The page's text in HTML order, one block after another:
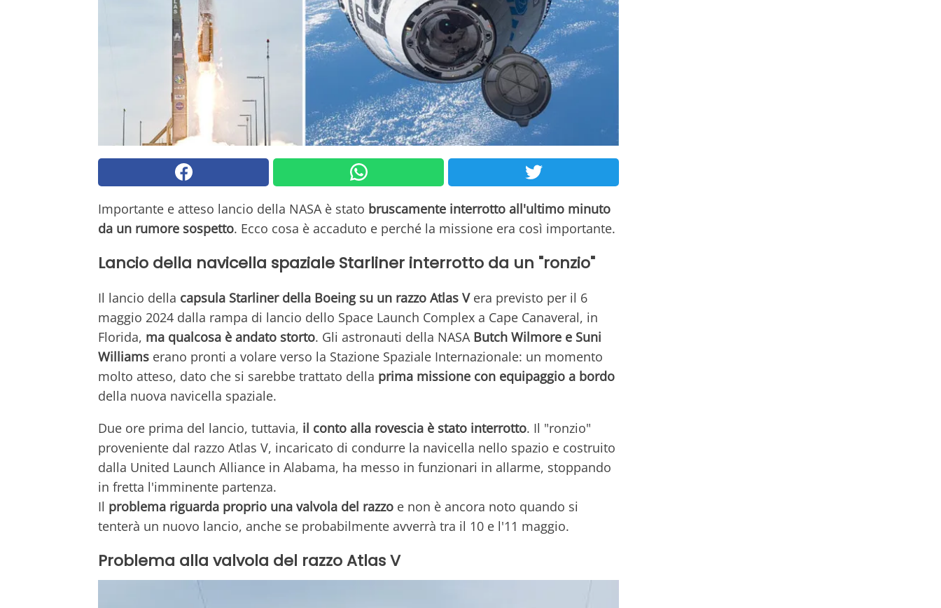
Importante e atteso lancio della NASA è stato bruscamente interrotto all'ultimo minuto
da un rumore sospetto. Ecco cosa è accaduto e perché la missione era così importante.
Lancio della navicella spaziale Starliner interrotto da un "ronzio"
Il lancio della capsula Starliner della Boeing su un razzo Atlas Vera previsto per il 6
maggio 2024 dalla rampa di lancio dello Space Launch Complex a Cape Canaveral, in
Florida, ma qualcosa è andato storto. Gli astronauti della NASA Butch Wilmore e Suni
Williams erano pronti a volare verso la Stazione Spaziale Internazionale: un momento
molto atteso, dato che si sarebbe trattato della prima missione con equipaggio a bordo
della nuova navicella spaziale.
Due ore prima del lancio, tuttavia, il conto alla rovescia è stato interrotto. Il "ronzio"
proveniente dal razzo Atlas V, incaricato di condurre la navicella nello spazio e costruito
dalla United Launch Alliance in Alabama, ha messo in funzionari in allarme, stoppando
in fretta l'imminente partenza.
Il problema riguarda proprio una valvola del razzo e non è ancora noto quando si
tenterà un nuovo lancio, anche se probabilmente avverrà tra il 10 e l'11 maggio.
Problema alla valvola del razzo Atlas V